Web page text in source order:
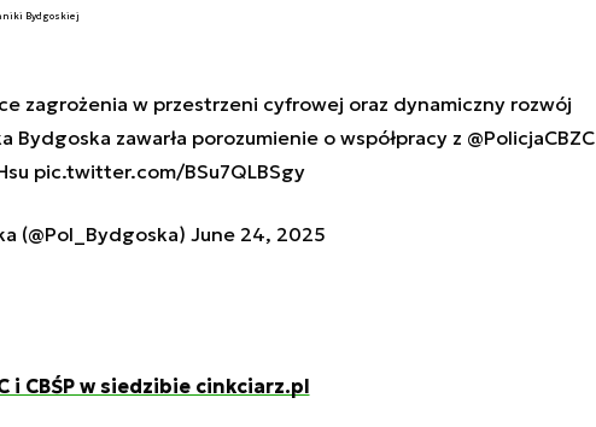
Bydgoskiej
zagrożenia w przestrzeni cyfrowej oraz dynamiczny rozwój
zawarła porozumienie o współpracy z @PolicjaCBZC
pic.twitter.com/BSu7QLBSgy
(@Pol_Bydgoska) June 24, 2025
i CBŚP w siedzibie cinkciarz.pl